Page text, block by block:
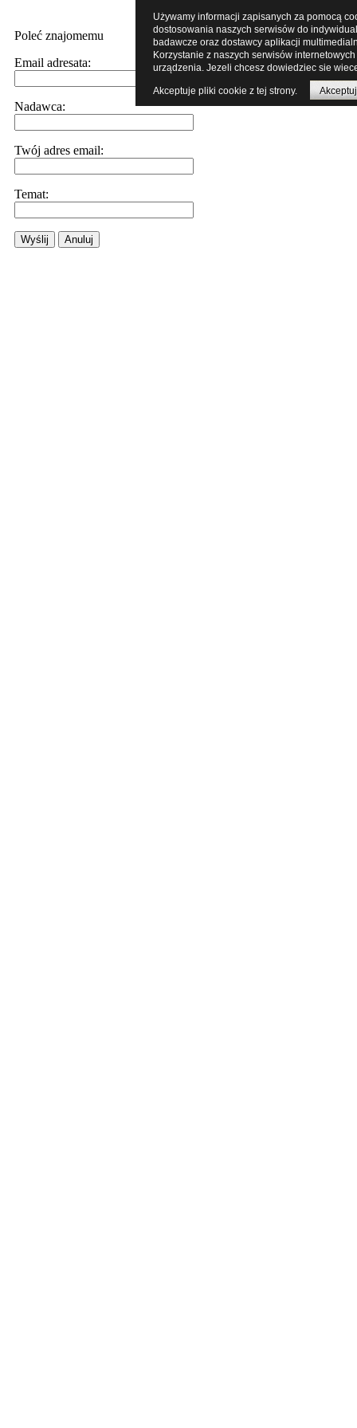
Poleć znajomemu
Email adresata:
Nadawca:
Twój adres email:
Temat:
Wyślij Anuluj
Używamy informacji zapisanych za pomocą
dostosowania naszych serwisów do
badawcze oraz dostawcy aplikacji
Korzystanie z naszych serwisów
urządzenia. Jezeli chcesz dowiedziec sie
Akceptuje pliki cookie z tej strony. Akceptuj